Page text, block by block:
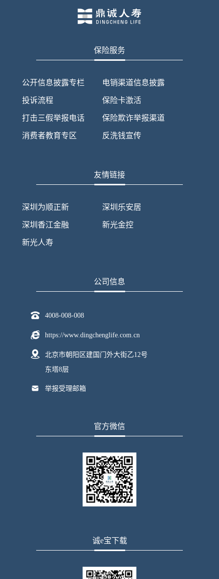
保险服务
公开信息披露专栏
投诉流程
打击三假举报电话
消费者教育专区
电销渠道信息披露
保险卡激活
保险欺诈举报渠道
反洗钱宣传
友情链接
深圳为顺正新
深圳香江金融
新光人寿
深圳乐安居
新光金控
公司信息
4008-008-008
https://www.dingchenglife.com.cn
北京市朝阳区建国门外大街乙12号
东塔8层
举报受理邮箱
官方微信
诚e宝下载